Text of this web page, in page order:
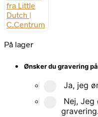
På lager
Ønsker du gravering
Ja, jeg
Nej, Jeg
gravering.